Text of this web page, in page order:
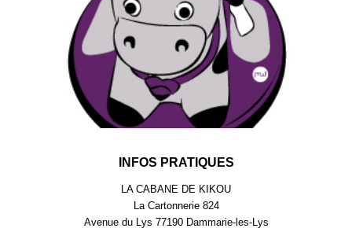
INFOS PRATIQUES
LA CABANE DE KIKOU
La Cartonnerie 824
Avenue du Lys 77190 Dammarie-les-Lys